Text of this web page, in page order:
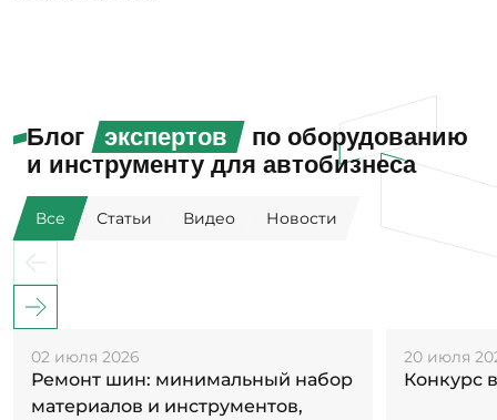
Блог экспертов
по оборудованию
и инструменту для автобизнеса
Все Статьи Видео Новости
02 июля 2026
Ремонт шин: минимальный набор
материалов и инструментов,
20 июля
Конкурс